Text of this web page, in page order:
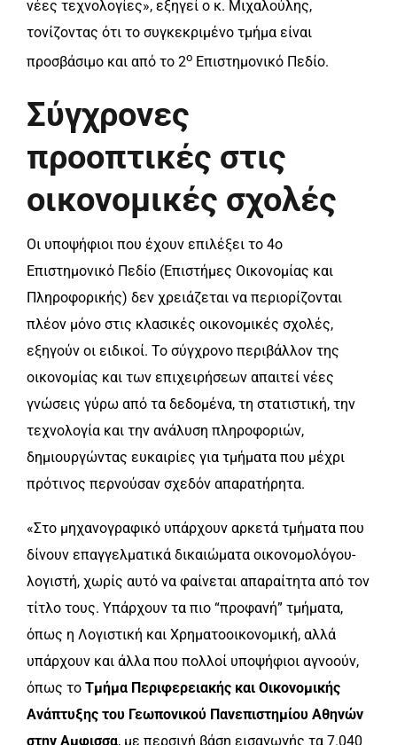
νέες τεχνολογίες», εξηγεί ο κ. Μιχαλούλης,
τονίζοντας ότι το συγκεκριμένο τμήμα είναι
προσβάσιμο και από το 2ο Επιστημονικό Πεδίο.
Σύγχρονες
προοπτικές στις
οικονομικές σχολές
Οι υποψήφιοι που έχουν επιλέξει το 4ο
Επιστημονικό Πεδίο (Επιστήμες Οικονομίας και
Πληροφορικής) δεν χρειάζεται να περιορίζονται
πλέον μόνο στις κλασικές οικονομικές σχολές,
εξηγούν οι ειδικοί. Το σύγχρονο περιβάλλον της
οικονομίας και των επιχειρήσεων απαιτεί νέες
γνώσεις γύρω από τα δεδομένα, τη στατιστική, την
τεχνολογία και την ανάλυση πληροφοριών,
δημιουργώντας ευκαιρίες για τμήματα που μέχρι
πρότινος περνούσαν σχεδόν απαρατήρητα.
«Στο μηχανογραφικό υπάρχουν αρκετά τμήματα που
δίνουν επαγγελματικά δικαιώματα οικονομολόγου-
λογιστή, χωρίς αυτό να φαίνεται απαραίτητα από τον
τίτλο τους. Υπάρχουν τα πιο “προφανή” τμήματα,
όπως η Λογιστική και Χρηματοοικονομική, αλλά
υπάρχουν και άλλα που πολλοί υποψήφιοι αγνοούν,
όπως το Τμήμα Περιφερειακής και Οικονομικής
Ανάπτυξης του Γεωπονικού Πανεπιστημίου Αθηνών
στην Αμφισσα, με περσινή βάση εισαγωγής τα 7.040